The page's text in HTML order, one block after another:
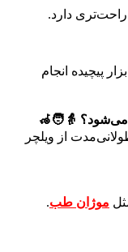
دارد.
پیچیده انجام
از ویلچر
موژان طب.